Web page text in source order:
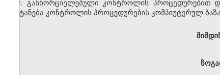
2. განხორციელებული კონტროლის პროცედურებით
შეიტანება კონტროლის პროცედურების კომპიუტერულ